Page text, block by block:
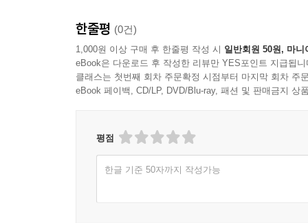
경계심 또한 가진다. 늑막염이 재발하면서 C는 치
명수에게 남기고, 명수는 C의 편지에서 인간에 대
한줄평 (0건)
1,000원 이상 구매 후 한줄평 작성 시 일반회원 50원, 마니
eBook은 다운로드 후 작성한 리뷰만 YES포인트 지급됩니
클래스는 첫번째 회차 주문확정 시점부터 마지막 회차 주
eBook 페이백, CD/LP, DVD/Blu-ray, 패션 및 판매금지 상
평점
한글 기준 50자까지 작성가능